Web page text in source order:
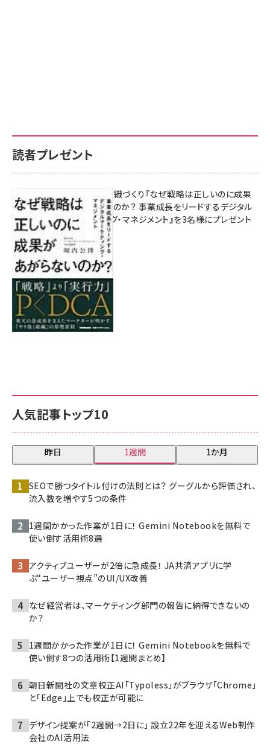
人気記事トップ10
昨日 1週間 1か月
SEOで勝つタイトル付けの法則とは？ グーグルから評価され、
流入数を増やす5つの条件
1週間かかった作業が1日に！ Gemini Notebookを無料で
使い倒す活用術8選
アクティブユーザーが2倍に急成長！ JA共済アプリに学
ぶ“ユーザー視点”のUI/UX改善
なぜ経営者は、マーケティング部門の報告に納得できないの
か？
1週間かかった作業が1日に！ Gemini Notebookを無料で
使い倒す8つの活用術【1週間まとめ】
朝日新聞社の文章校正AI「Typoless」がブラウザ「Chrome」
と「Edge」上でも校正が可能に
デザイン提案が「2週間→2日に」 設立22年を迎えるWeb制作
会社のAI活用法
読者プレゼント
成果を生む組織づくり『なぜ戦略は正しいのに成果
があがらないのか？ 事業成長をリードするデジタル
マーケティング・マネジメント』を3名様にプレゼント
8月7日 10:00